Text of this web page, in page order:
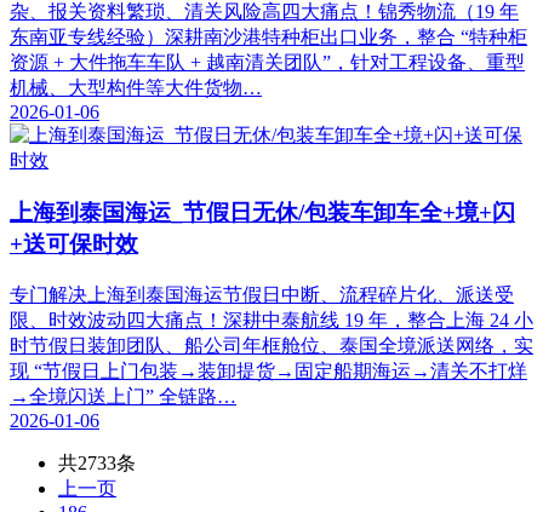
杂、报关资料繁琐、清关风险高四大痛点！锦秀物流（19 年
东南亚专线经验）深耕南沙港特种柜出口业务，整合 “特种柜
资源 + 大件拖车车队 + 越南清关团队”，针对工程设备、重型
机械、大型构件等大件货物…
2026-01-06
上海到泰国海运_节假日无休/包装车卸车全+境+闪
+送可保时效
专门解决上海到泰国海运节假日中断、流程碎片化、派送受
限、时效波动四大痛点！深耕中泰航线 19 年，整合上海 24 小
时节假日装卸团队、船公司年框舱位、泰国全境派送网络，实
现 “节假日上门包装→装卸提货→固定船期海运→清关不打烊
→全境闪送上门” 全链路…
2026-01-06
共2733条
上一页